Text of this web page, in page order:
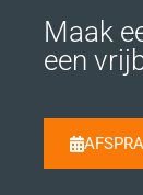
Maak
een